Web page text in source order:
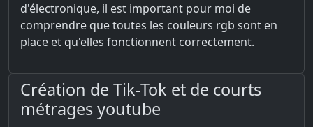
d'électronique, il est important pour moi de
comprendre que toutes les couleurs rgb sont en
place et qu'elles fonctionnent correctement.
Création de Tik-Tok et de courts
métrages youtube